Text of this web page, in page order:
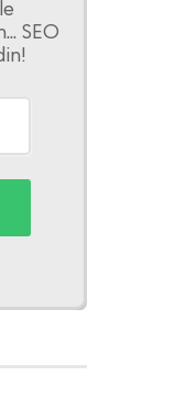
SEO